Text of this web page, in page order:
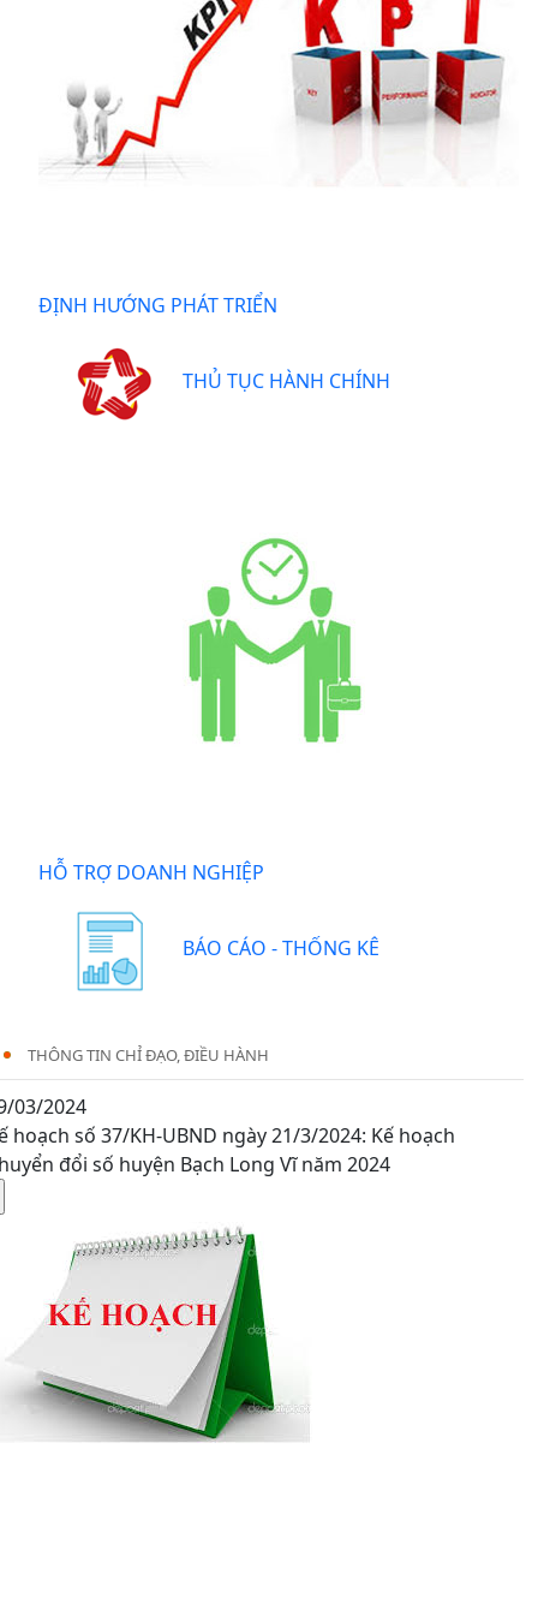
ĐỊNH HƯỚNG PHÁT TRIỂN
THỦ TỤC HÀNH CHÍNH
HỖ TRỢ DOANH NGHIỆP
BÁO CÁO - THỐNG KÊ
THÔNG TIN CHỈ ĐẠO, ĐIỀU HÀNH
03/2024
hoạch số 37/KH-UBND ngày 21/3/2024: Kế hoạch
đổi số huyện Bạch Long Vĩ năm 2024